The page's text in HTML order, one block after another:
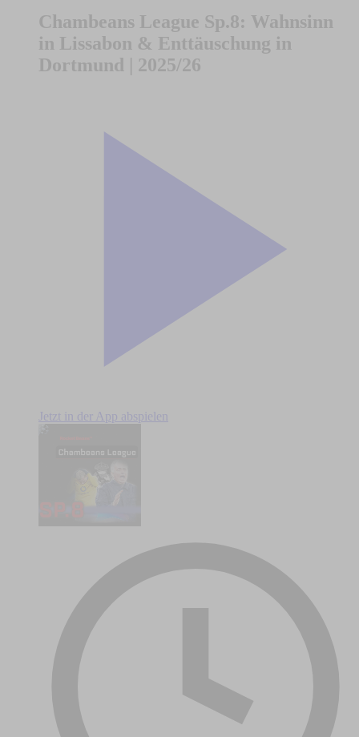
Chambeans League Sp.8: Wahnsinn
in Lissabon & Enttäuschung in
Dortmund | 2025/26
Jetzt in der App abspielen